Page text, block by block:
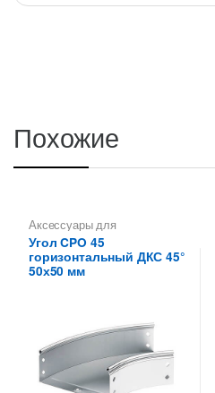
Похожие
Аксессуары для
металлических лотков
для цельных,
перфорированных лотков
Угол CPO 45
горизонтальный ДКС 45°
50х50 мм